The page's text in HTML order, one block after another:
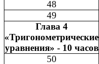
48
49
Глава 4
«Тригонометрические
уравнения» - 10 часов
50